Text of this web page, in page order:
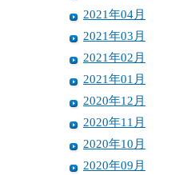
2021年04月
2021年03月
2021年02月
2021年01月
2020年12月
2020年11月
2020年10月
2020年09月